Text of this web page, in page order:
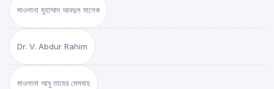
মাওলানা মুহাম্মাদ আবদুল মালেক
Dr. V. Abdur Rahim
মাওলানা আবু তাহের মেসবাহ